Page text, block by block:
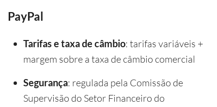
PayPal
Tarifas e taxa de câmbio: tarifas variáveis +
margem sobre a taxa de câmbio comercial
Segurança: regulada pela Comissão de
Supervisão do Setor Financeiro do